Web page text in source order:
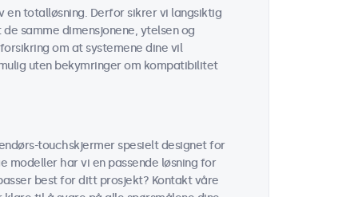
totalløsning. Derfor sikrer vi langsiktig
samme dimensjonene, ytelsen og
om at systemene dine vil
uten bekymringer om kompatibilitet
touchskjermer spesielt designet for
modeller har vi en passende løsning for
best for ditt prosjekt? Kontakt våre